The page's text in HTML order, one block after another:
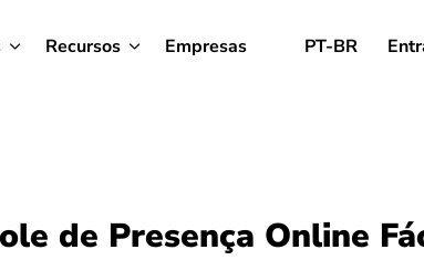
Recursos Empresas PT-BR
de Presença Online